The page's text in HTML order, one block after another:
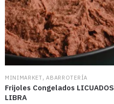
MINIMARKET,ABARROTERÍA
Frijoles Congelados LICUADOS
LIBRA